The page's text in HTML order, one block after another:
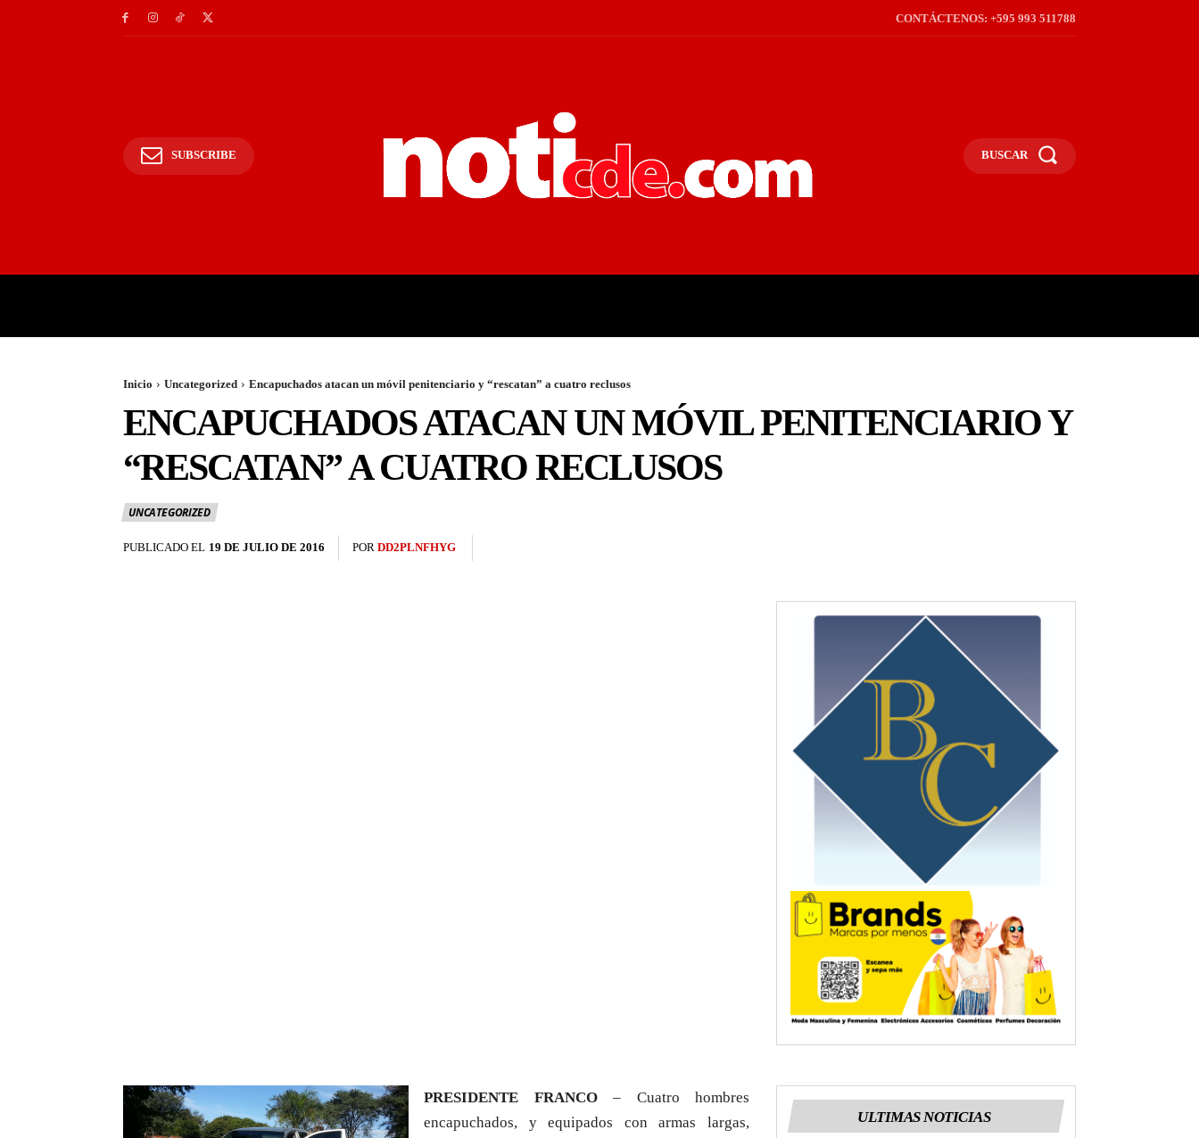
CONTÁCTENOS: +595 993 511788
SUBSCRIBE BUSCAR
Inicio Uncategorized Encapuchados atacan un móvil penitenciario y “rescatan” a cuatro reclusos
ENCAPUCHADOS ATACAN UN MÓVIL PENITENCIARIO Y
“RESCATAN” A CUATRO RECLUSOS
UNCATEGORIZED
PUBLICADO EL 19 DE JULIO DE 2016 POR DD2PLNFHYG
PRESIDENTE FRANCO– Cuatro hombres
encapuchados, y equipados con armas largas,
ULTIMAS NOTICIAS